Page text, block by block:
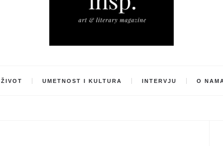
ŽIVOT UMETNOST I KULTURA INTERVJU O